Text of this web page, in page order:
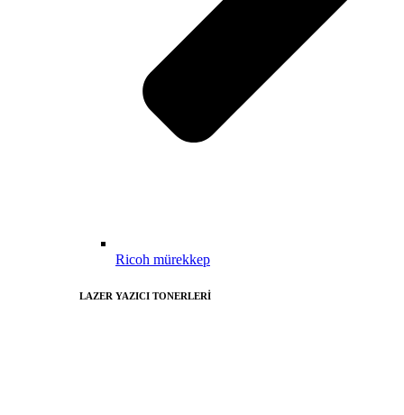
Ricoh mürekkep
LAZER YAZICI TONERLERİ